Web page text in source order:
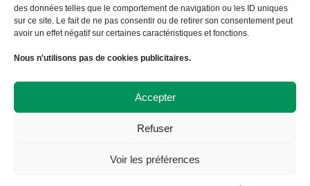
des données telles que le comportement de navigation ou les ID uniques
sur ce site. Le fait de ne pas consentir ou de retirer son consentement peut
avoir un effet négatif sur certaines caractéristiques et fonctions.
Nous n'utilisons pas de cookies publicitaires.
Accepter
Refuser
Voir les préférences
108 avenue Victor Hugo
09 72 57 35 57
contact@abicyclette-tulle.fr
Copyright 2023 Association À Bicyclette
Politique de cookies